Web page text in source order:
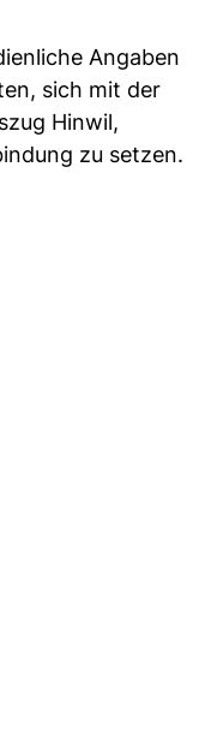
Angaben
sich mit der
Hinwil,
zu setzen.